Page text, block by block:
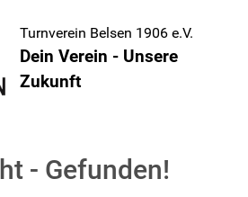
Turnverein Belsen 1906 e.V.
Dein Verein - Unsere
Zukunft
- Gefunden!